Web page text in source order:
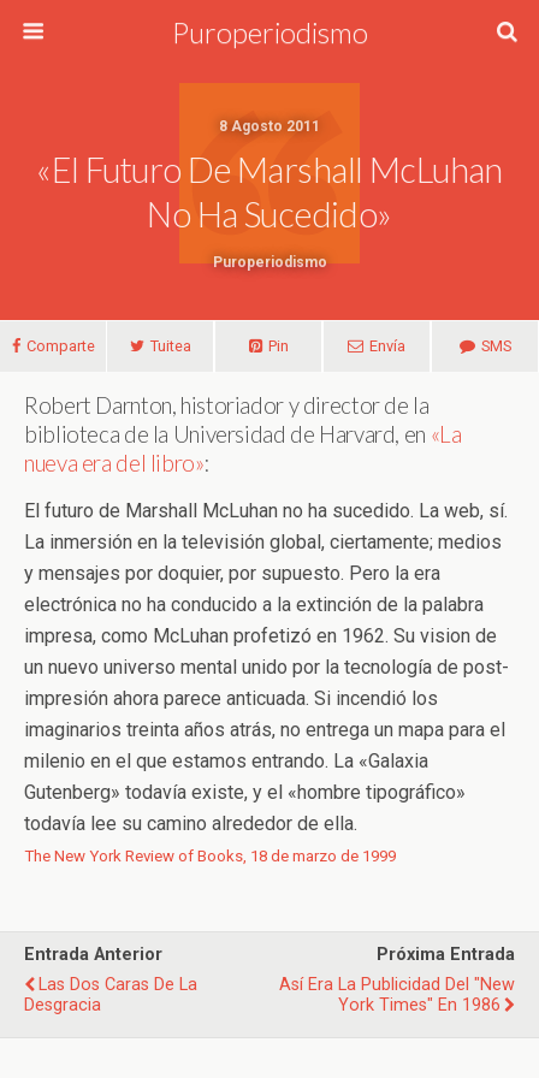
Puroperiodismo
8 Agosto 2011
«El Futuro De Marshall McLuhan
No Ha Sucedido»
Puroperiodismo
Comparte Tuitea Pin Envía SMS
Robert Darnton, historiador y director de la
biblioteca de la Universidad de Harvard, en «La
nueva era del libro»:
El futuro de Marshall McLuhan no ha sucedido. La web, sí.
La inmersión en la televisión global, ciertamente; medios
y mensajes por doquier, por supuesto. Pero la era
electrónica no ha conducido a la extinción de la palabra
impresa, como McLuhan profetizó en 1962. Su vision de
un nuevo universo mental unido por la tecnología de post-
impresión ahora parece anticuada. Si incendió los
imaginarios treinta años atrás, no entrega un mapa para el
milenio en el que estamos entrando. La «Galaxia
Gutenberg» todavía existe, y el «hombre tipográfico»
todavía lee su camino alrededor de ella.
The New York Review of Books, 18 de marzo de 1999
Entrada Anterior
Las Dos Caras De La
Desgracia
Próxima Entrada
Así Era La Publicidad Del "New
York Times" En 1986